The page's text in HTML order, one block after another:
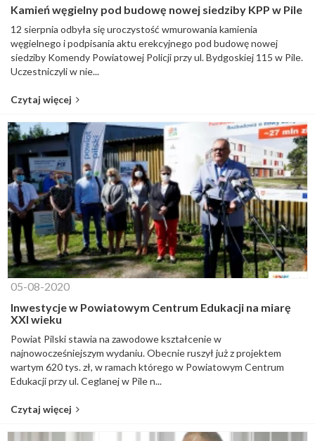
Kamień węgielny pod budowę nowej siedziby KPP w Pile
12 sierpnia odbyła się uroczystość wmurowania kamienia
węgielnego i podpisania aktu erekcyjnego pod budowę nowej
siedziby Komendy Powiatowej Policji przy ul. Bydgoskiej 115 w Pile.
Uczestniczyli w nie...
Czytaj więcej
05-08-2020
Inwestycje w Powiatowym Centrum Edukacji na miarę
XXI wieku
Powiat Pilski stawia na zawodowe kształcenie w
najnowocześniejszym wydaniu. Obecnie ruszył już z projektem
wartym 620 tys. zł, w ramach którego w Powiatowym Centrum
Edukacji przy ul. Ceglanej w Pile n...
Czytaj więcej